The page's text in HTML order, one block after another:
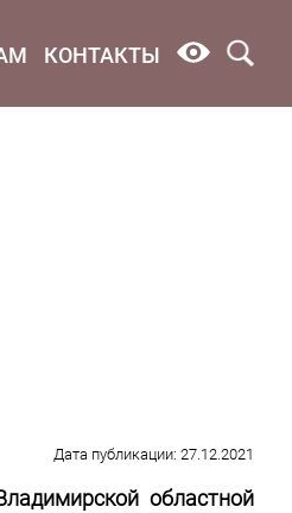
КОНТАКТЫ
Дата публикации: 27.12.2021
областной